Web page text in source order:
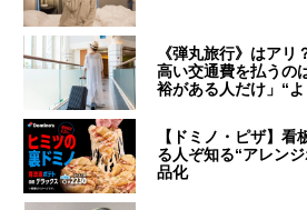
《弾丸旅行》はア
高い交通費を払うの
裕がある人だけ」“
【ドミノ・ピザ】
る人ぞ知る“アレン
品化